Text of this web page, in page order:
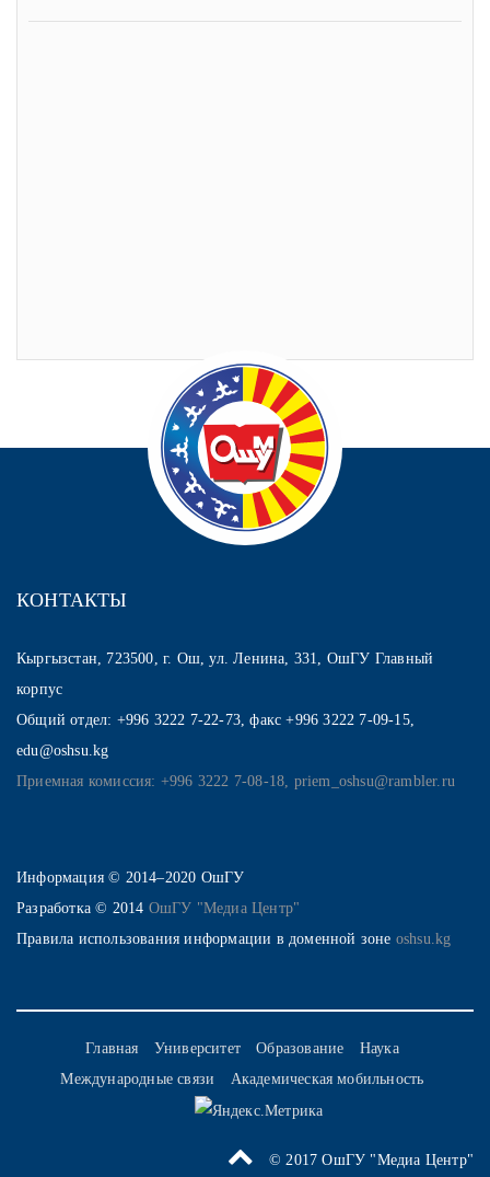
КОНТАКТЫ
Кыргызстан, 723500, г. Ош, ул. Ленина, 331, ОшГУ Главный
корпус
Общий отдел: +996 3222 7-22-73, факс +996 3222 7-09-15,
edu@oshsu.kg
Приемная комиссия: +996 3222 7-08-18, priem_oshsu@rambler.ru
Информация © 2014–2020 ОшГУ
Разработка © 2014 ОшГУ "Медиа Центр"
Правила использования информации в доменной зоне oshsu.kg
Главная Университет Образование
Наука
Международные связи
Академическая мобильность
© 2017 ОшГУ "Медиа Центр"